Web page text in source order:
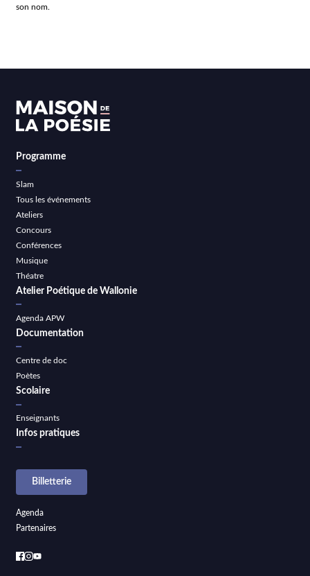
son nom.
Programme
Slam
Tous les événements
Ateliers
Concours
Conférences
Musique
Théatre
Atelier Poétique de Wallonie
Agenda APW
Documentation
Centre de doc
Poètes
Scolaire
Enseignants
Infos pratiques
Billetterie
Agenda
Partenaires